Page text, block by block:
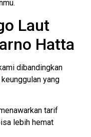
Laut
Hatta
dibandingkan
yang
tarif
lebih hemat